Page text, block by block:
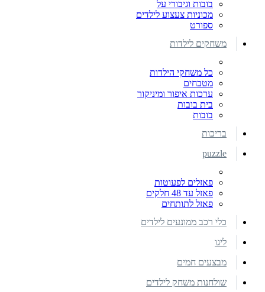
בובות וגיבורי על
מכוניות צעצוע לילדים
ספורט
משחקים לילדות
כל משחקי הילדות
מטבחים
ערכות איפור ומיניקור
בית בובות
בובות
בריכות
puzzle
פאזלים לפעוטות
פאזל עד 48 חלקים
פאזל לתותחים
כלי רכב ממונעים לילדים
ליגו
מבצעים חמים
שולחנות משחק לילדים